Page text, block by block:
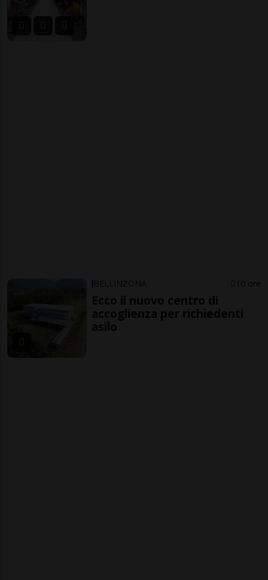
BELLINZONA 10 ore
Ecco il nuovo centro di
accoglienza per richiedenti
asilo